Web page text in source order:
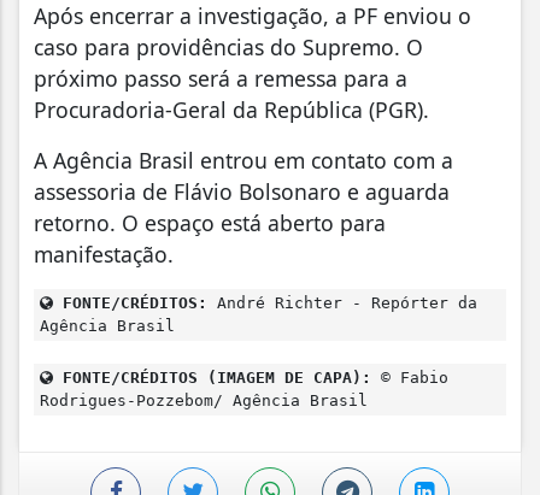
Após encerrar a investigação, a PF enviou o
caso para providências do Supremo. O
próximo passo será a remessa para a
Procuradoria-Geral da República (PGR).
A Agência Brasil entrou em contato com a
assessoria de Flávio Bolsonaro e aguarda
retorno. O espaço está aberto para
manifestação.
FONTE/CRÉDITOS:
André Richter - Repórter da
Agência Brasil
FONTE/CRÉDITOS (IMAGEM DE CAPA):
© Fabio
Rodrigues-Pozzebom/ Agência Brasil